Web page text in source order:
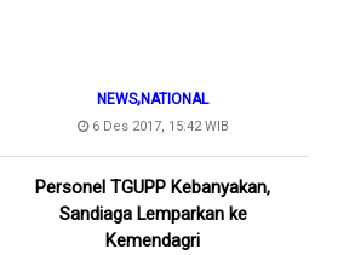
NEWS,NATIONAL
6 Des 2017, 15:42 WIB
Personel TGUPP Kebanyakan,
Sandiaga Lemparkan ke
Kemendagri